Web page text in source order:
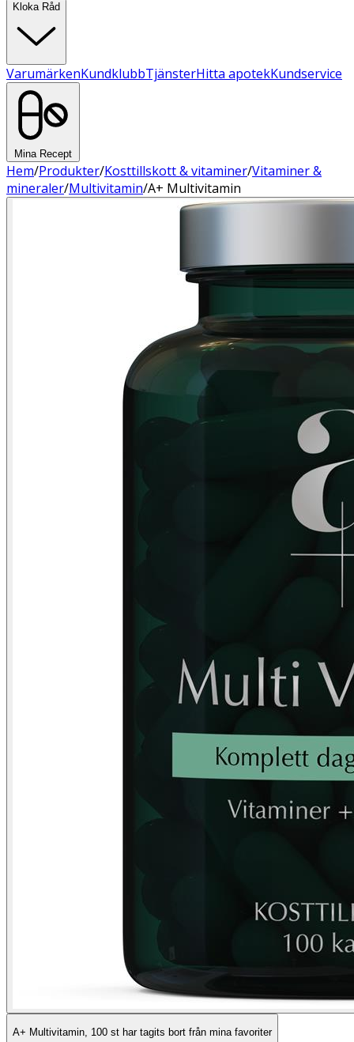
Kloka Råd
VarumärkenKundklubbTjänsterHitta apotekKundservice
Mina Recept
Hem/Produkter/Kosttillskott & vitaminer/Vitaminer &
mineraler/Multivitamin/A+ Multivitamin
A+ Multivitamin, 100 st har tagits bort från mina favoriter